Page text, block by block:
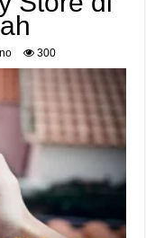
300